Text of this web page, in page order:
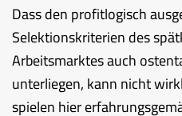
Dass den profitlogisch
Selektionskriterien des
Arbeitsmarktes auch
unterliegen, kann nicht
spielen hier